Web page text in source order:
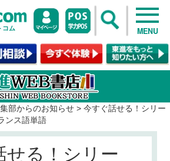
コム MENU
部からのお知らせ > 今すぐ話せる！シリー
ンス語単語
せる！シリー